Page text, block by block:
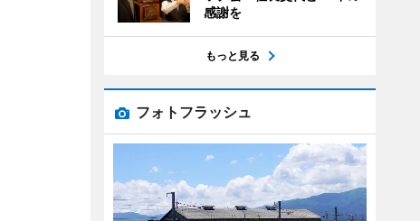
感謝を
もっと見る
フォトフラッシュ